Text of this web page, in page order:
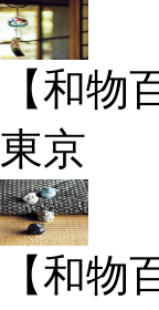
【和物
東京
【和